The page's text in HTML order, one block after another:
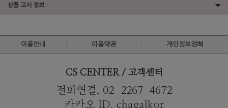
상품 고시 정보
이용안내 이용약관 개인정보정책
CS CENTER / 고객센터
전화연결. 02-2267-4672
카카오 ID. chagalkor